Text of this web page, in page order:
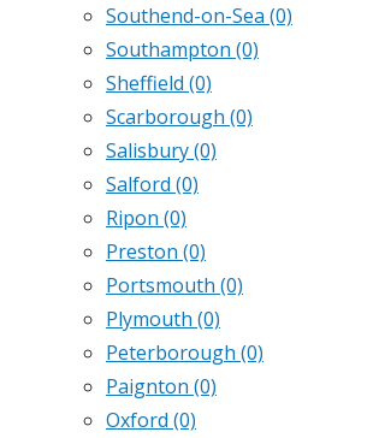
Southend-on-Sea (0)
Southampton (0)
Sheffield (0)
Scarborough (0)
Salisbury(0)
Salford (0)
Ripon (0)
Preston (0)
Portsmouth (0)
Plymouth (0)
Peterborough (0)
Paignton (0)
Oxford (0)